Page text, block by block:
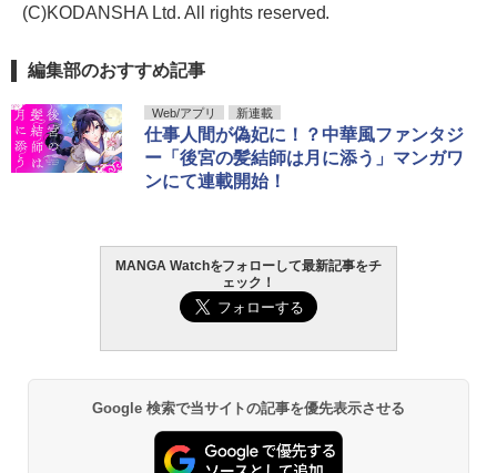
(C)KODANSHA Ltd. All rights reserved.
編集部のおすすめ記事
Web/アプリ 新連載
仕事人間が偽妃に！？中華風ファンタジ
ー「後宮の髪結師は月に添う」マンガワ
ンにて連載開始！
MANGA Watchをフォローして最新記事をチ
ェック！
Google 検索で当サイトの記事を優先表示させる